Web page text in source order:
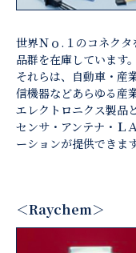
世界Ｎｏ.１のコネク
品群を在庫しています。
それらは、自動車・産
信機器などあらゆる産
エレクトロニクス製品
センサ・アンテナ・Ｌ
ーションが提供できます
＜Raychem＞